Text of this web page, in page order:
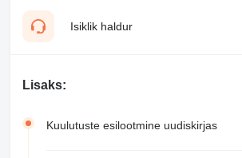
Isiklik haldur
Lisaks:
Kuulutuste esilootmine uudiskirjas